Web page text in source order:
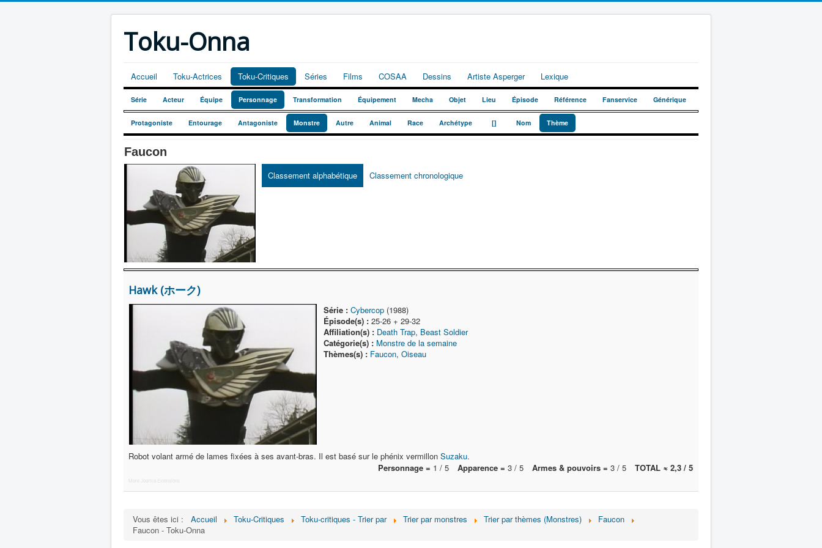
Toku-Onna
Accueil Toku-Actrices Toku-Critiques Séries Films COSAA Dessins Artiste Asperger Lexique
Série Acteur Équipe Personnage Transformation Équipement Mecha Objet Lieu Épisode Référence Fanservice Générique
Protagoniste Entourage Antagoniste Monstre Autre Animal Race Archétype [] Nom Thème
Faucon
Classement alphabétique Classement chronologique
Hawk (ホーク)
Série : Cybercop (1988)
Épisode(s) : 25-26 + 29-32
Affiliation(s) : Death Trap, Beast Soldier
Catégorie(s) : Monstre de la semaine
Thèmes(s) : Faucon,Oiseau
Robot volant armé de lames fixées à ses avant-bras. Il est basé sur le phénix vermillon Suzaku.
Personnage = 1 / 5 Apparence = 3 / 5 Armes & pouvoirs = 3 / 5 TOTAL ≈ 2,3 / 5
More Joomla Extensions
Vous êtes ici : Accueil Toku-Critiques Toku-critiques - Trier par Trier par monstres Trier par thèmes (Monstres)
Faucon
Faucon - Toku-Onna